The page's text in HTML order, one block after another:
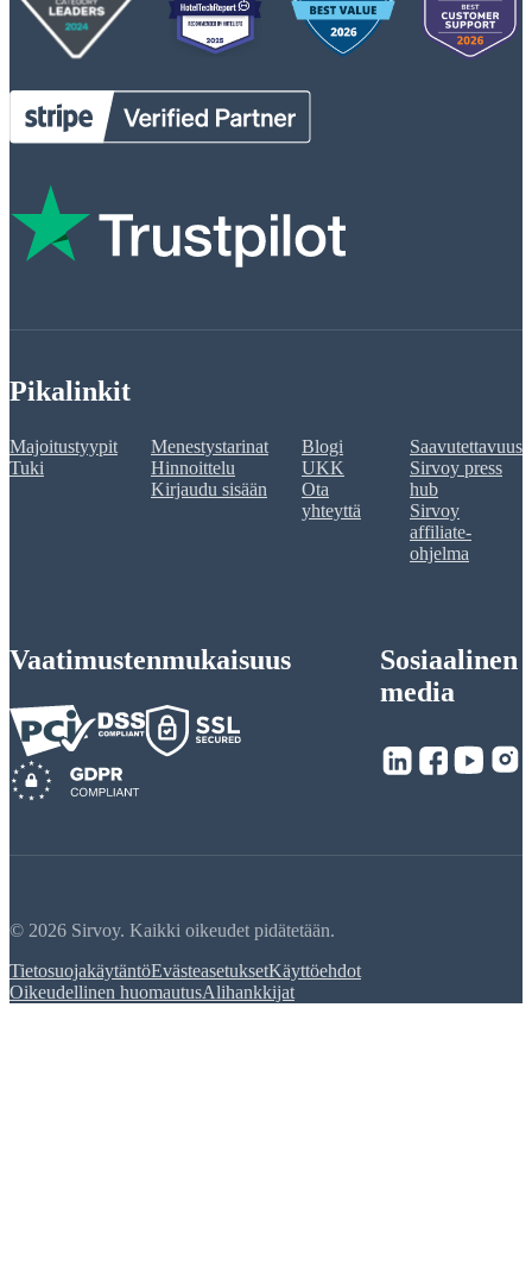
Pikalinkit
Majoitustyypit
Tuki
Menestystarinat
Hinnoittelu
Kirjaudu sisään
Blogi
UKK
Ota
yhteyttä
Saavutettavuus
Sirvoy press
hub
Sirvoy
affiliate-
ohjelma
Vaatimustenmukaisuus
Sosiaalinen
media
© 2026 Sirvoy. Kaikki oikeudet pidätetään.
TietosuojakäytäntöEvästeasetuksetKäyttöehdot
Oikeudellinen huomautusAlihankkijat